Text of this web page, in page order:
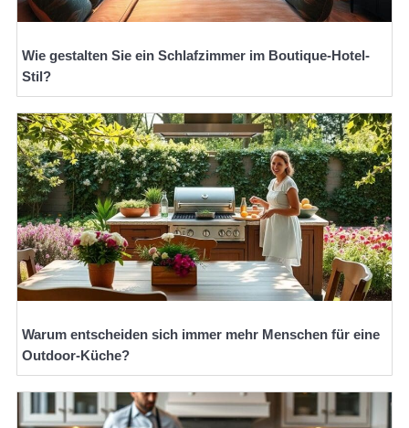
Wie gestalten Sie ein Schlafzimmer im Boutique-Hotel-
Stil?
Warum entscheiden sich immer mehr Menschen für eine
Outdoor-Küche?